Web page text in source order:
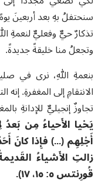
سنحتفلُ بهِ بعد
تذكارٌ حيٌّ وفعليٌّ لنعمةِ
وتجعلُ منا خليقةً جديدةً.
بنعمةِ اللهِ، نرى في
الانتقامِ إلى المغفرةِ.
تجاوزٌ إنجيليٌّ للإدانةِ
يَحْيا الأَحياءُ مِن
أَجْلِهِم (...) فإِذا كانَ
قُورِنتس ٥: ١٥، ١٧).